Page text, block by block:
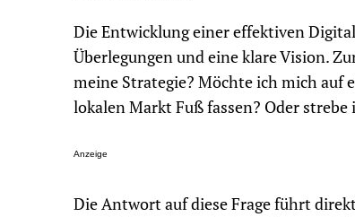
Die Entwicklung einer effektiven
Überlegungen und eine klare Vision.
meine Strategie? Möchte ich mich auf
lokalen Markt Fuß fassen? Oder
Anzeige
Die Antwort auf diese Frage führt